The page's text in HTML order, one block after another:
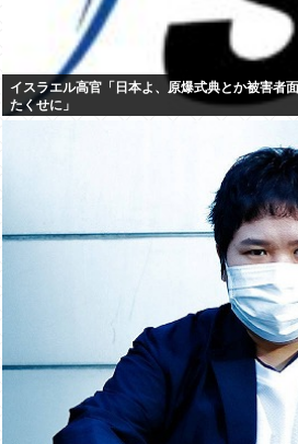
イスラエル高官「日本よ、原爆式典とか被害者
たくせに」